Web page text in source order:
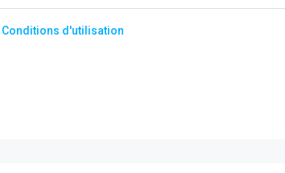
Conditions d'utilisation